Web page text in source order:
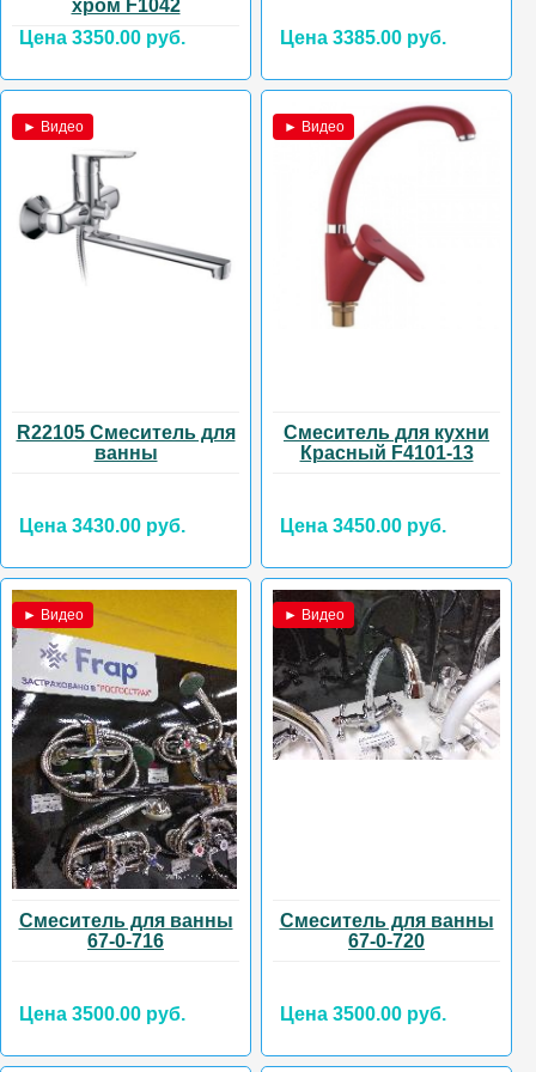
хром F1042
Цена 3350.00 руб.
Цена 3385.00 руб.
► Видео
R22105 Смеситель для
ванны
Цена 3430.00 руб.
► Видео
Смеситель для кухни
Красный F4101-13
Цена 3450.00 руб.
► Видео
Смеситель для ванны
67-0-716
Цена 3500.00 руб.
► Видео
Смеситель для ванны
67-0-720
Цена 3500.00 руб.